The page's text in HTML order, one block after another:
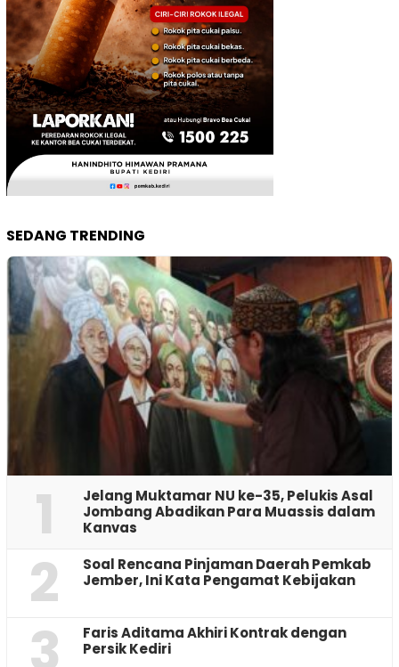
SEDANG TRENDING
1
Jelang Muktamar NU ke-35, Pelukis Asal
Jombang Abadikan Para Muassis dalam
Kanvas
2
‎Soal Rencana Pinjaman Daerah Pemkab
Jember, Ini Kata Pengamat Kebijakan ‎
3
Faris Aditama Akhiri Kontrak dengan
Persik Kediri